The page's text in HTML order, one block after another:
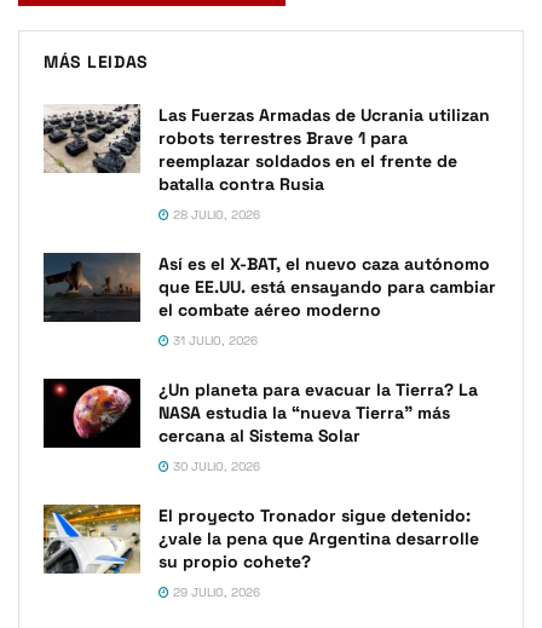
MÁS LEIDAS
Las Fuerzas Armadas de Ucrania utilizan
robots terrestres Brave 1 para
reemplazar soldados en el frente de
batalla contra Rusia
28 JULIO, 2026
Así es el X-BAT, el nuevo caza autónomo
que EE.UU. está ensayando para cambiar
el combate aéreo moderno
31 JULIO, 2026
¿Un planeta para evacuar la Tierra? La
NASA estudia la “nueva Tierra” más
cercana al Sistema Solar
30 JULIO, 2026
El proyecto Tronador sigue detenido:
¿vale la pena que Argentina desarrolle
su propio cohete?
29 JULIO, 2026